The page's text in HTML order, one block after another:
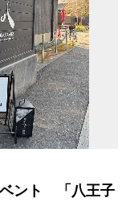
ベント 「八王子